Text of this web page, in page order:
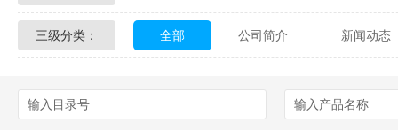
Affinity Biologicals Kingfisher
配送方式 售后服务 技术
三级分类： 全部 公司简介 新闻动态